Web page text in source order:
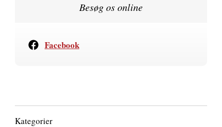
Besøg os online
Facebook
Kategorier